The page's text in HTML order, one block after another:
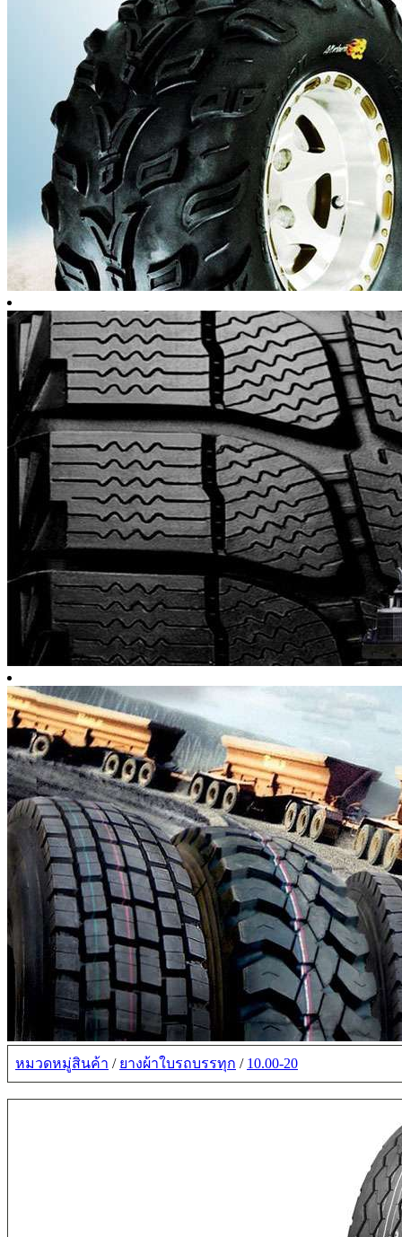
หมวดหมู่สินค้า / ยางผ้าใบรถบรรทุก / 10.00-20